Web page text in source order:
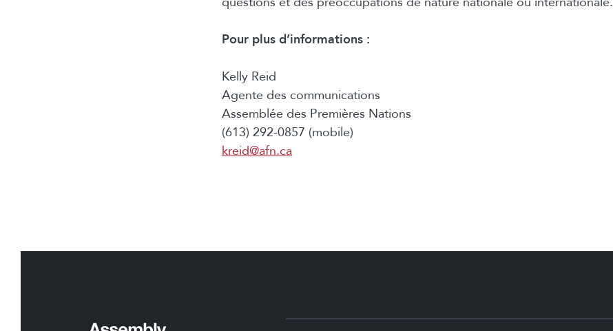
Pour plus d’informations :
Kelly Reid
Agente des communications
Assemblée des Premières Nations
(613) 292-0857 (mobile)
kreid@afn.ca